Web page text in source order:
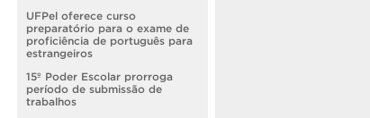
UFPel oferece curso
preparatório para o exame de
proficiência de português para
estrangeiros
15º Poder Escolar prorroga
período de submissão de
trabalhos